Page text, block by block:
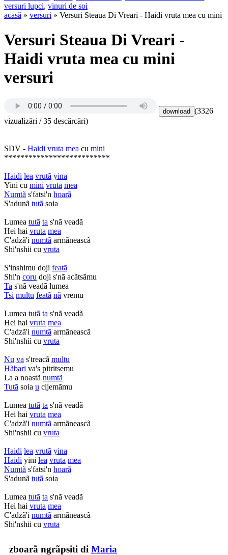
versuri lupci, vinuri de soi
acasă » versuri » Versuri Steaua Di Vreari - Haidi vruta mea cu mini
Versuri Steaua Di Vreari -
Haidi vruta mea cu mini
versuri
(3326
vizualizări / 35 descărcări)
SDV - Haidi vruta mea cu mini
**************************
Haidi lea vrutã yina
Yini cu mini vruta mea
Numtã s'fatsi'n hoarã
S'adunã tutã soia
Lumea tutã ta s'nã veadã
Hei hai vruta mea
C'adzã'i numtã armãneascã
Shi'nshii cu vruta
S'inshimu doji featã
Shi'n coru doji s'nã acãtsãmu
Ta s'nã veadã lumea
Tsi multu featã nã vremu
Lumea tutã ta s'nã veadã
Hei hai vruta mea
C'adzã'i numtã armãneascã
Shi'nshii cu vruta
Nu va s'treacã multu
Hãbari va's pitritsemu
La a noastã numtã
Tutã soia u cljemãmu
Lumea tutã ta s'nã veadã
Hei hai vruta mea
C'adzã'i numtã armãneascã
Shi'nshii cu vruta
Haidi lea vrutã yina
Haidi yini lea vruta mea
Numtã s'fatsi'n hoarã
S'adunã tutã soia
Lumea tutã ta s'nã veadã
Hei hai vruta mea
C'adzã'i numtã armãneascã
Shi'nshii cu vruta
zboarã ngrãpsiti di Maria